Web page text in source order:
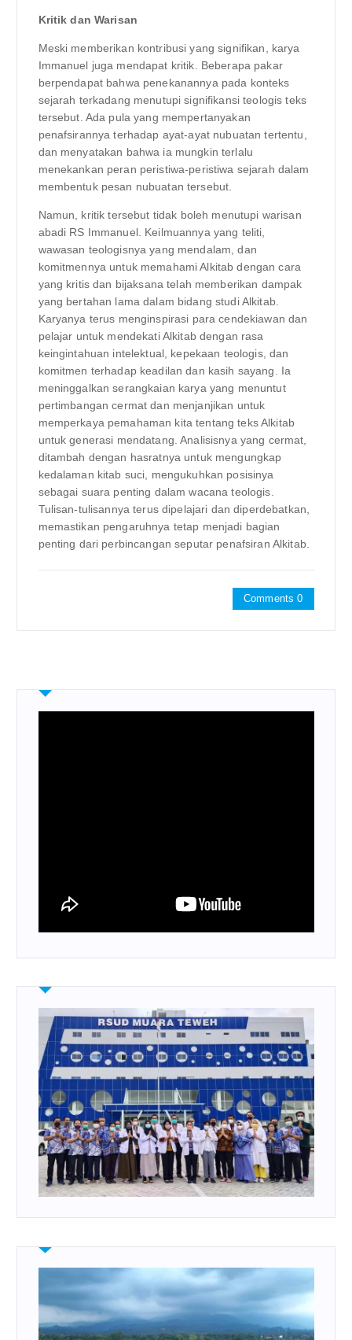
Kritik dan Warisan
Meski memberikan kontribusi yang signifikan, karya
Immanuel juga mendapat kritik. Beberapa pakar
berpendapat bahwa penekanannya pada konteks
sejarah terkadang menutupi signifikansi teologis teks
tersebut. Ada pula yang mempertanyakan
penafsirannya terhadap ayat-ayat nubuatan tertentu,
dan menyatakan bahwa ia mungkin terlalu
menekankan peran peristiwa-peristiwa sejarah dalam
membentuk pesan nubuatan tersebut.
Namun, kritik tersebut tidak boleh menutupi warisan
abadi RS Immanuel. Keilmuannya yang teliti,
wawasan teologisnya yang mendalam, dan
komitmennya untuk memahami Alkitab dengan cara
yang kritis dan bijaksana telah memberikan dampak
yang bertahan lama dalam bidang studi Alkitab.
Karyanya terus menginspirasi para cendekiawan dan
pelajar untuk mendekati Alkitab dengan rasa
keingintahuan intelektual, kepekaan teologis, dan
komitmen terhadap keadilan dan kasih sayang. Ia
meninggalkan serangkaian karya yang menuntut
pertimbangan cermat dan menjanjikan untuk
memperkaya pemahaman kita tentang teks Alkitab
untuk generasi mendatang. Analisisnya yang cermat,
ditambah dengan hasratnya untuk mengungkap
kedalaman kitab suci, mengukuhkan posisinya
sebagai suara penting dalam wacana teologis.
Tulisan-tulisannya terus dipelajari dan diperdebatkan,
memastikan pengaruhnya tetap menjadi bagian
penting dari perbincangan seputar penafsiran Alkitab.
Comments 0